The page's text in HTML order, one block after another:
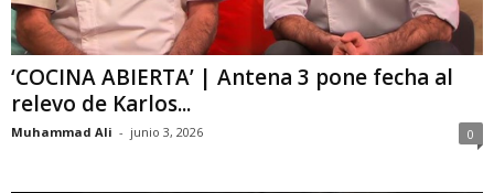
‘COCINA ABIERTA’ | Antena 3 pone fecha al
relevo de Karlos...
Muhammad Ali - junio 3, 2026 0